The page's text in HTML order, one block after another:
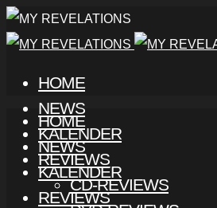
HOME
NEWS
KALENDER
REVIEWS
CD-REVIEWS
HOME
NEWS
KALENDER
REVIEWS